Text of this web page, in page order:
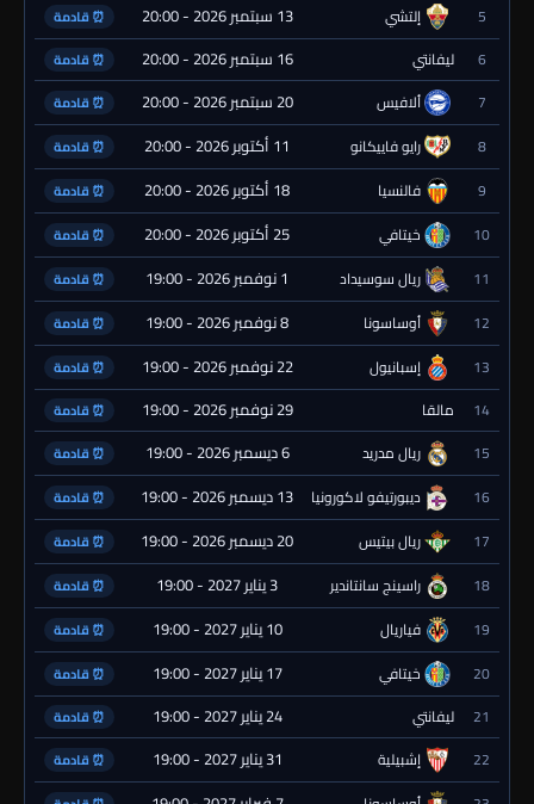
5 إلتشي 13 سبتمبر 2026 - 20:00 ⏰ قادمة
6 ليفانتي 16 سبتمبر 2026 - 20:00 ⏰ قادمة
7 ألافيس 20 سبتمبر 2026 - 20:00 ⏰ قادمة
8 رايو فاييكانو 11 أكتوبر 2026 - 20:00 ⏰ قادمة
9 فالنسيا 18 أكتوبر 2026 - 20:00 ⏰ قادمة
10 خيتافي 25 أكتوبر 2026 - 20:00 ⏰ قادمة
11 ريال سوسيداد 1 نوفمبر 2026 - 19:00 ⏰ قادمة
12 أوساسونا 8 نوفمبر 2026 - 19:00 ⏰ قادمة
13 إسبانيول 22 نوفمبر 2026 - 19:00 ⏰ قادمة
14 مالقا 29 نوفمبر 2026 - 19:00 ⏰ قادمة
15 ريال مدريد 6 ديسمبر 2026 - 19:00 ⏰ قادمة
16 ديبورتيفو لاكورونيا 13 ديسمبر 2026 - 19:00 ⏰ قادمة
17 ريال بيتيس 20 ديسمبر 2026 - 19:00 ⏰ قادمة
18 راسينج سانتاندير 3 يناير 2027 - 19:00 ⏰ قادمة
19 فياريال 10 يناير 2027 - 19:00 ⏰ قادمة
20 خيتافي 17 يناير 2027 - 19:00 ⏰ قادمة
21 ليفانتي 24 يناير 2027 - 19:00 ⏰ قادمة
22 إشبيلية 31 يناير 2027 - 19:00 ⏰ قادمة